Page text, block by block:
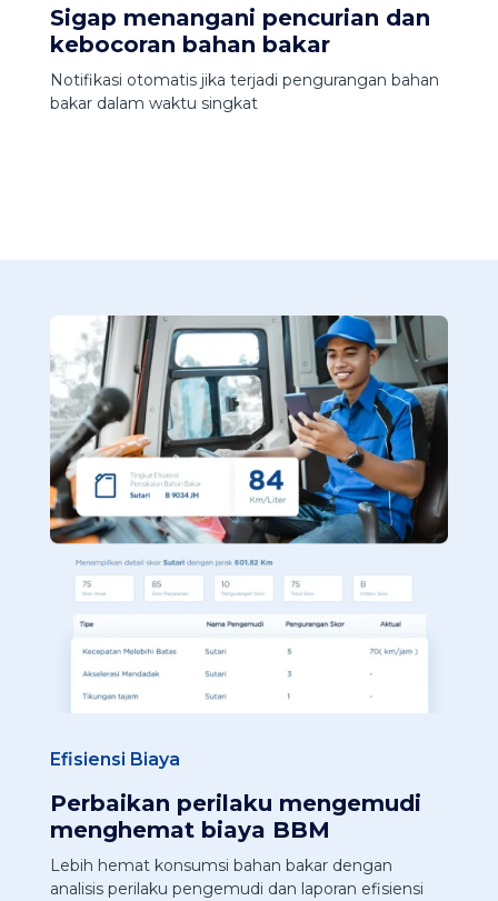
Sigap menangani pencurian dan
kebocoran bahan bakar
Notifikasi otomatis jika terjadi pengurangan bahan
bakar dalam waktu singkat
Efisiensi Biaya
Perbaikan perilaku mengemudi
menghemat biaya BBM
Lebih hemat konsumsi bahan bakar dengan
analisis perilaku pengemudi dan laporan efisiensi